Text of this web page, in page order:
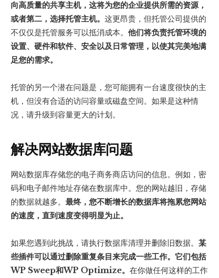
向高质量的共享主机，这将为您的企业提供所需的资源，
或者第二，选择托管主机。这更昂贵，但托管公司提供的
不仅仅是托管服务可以抵消成本。他们将负责托管环境的
设置、硬件和软件、安全以及日常管理，以使其完美地满
足您的需求。
托管的另一个潜在问题是，您可能拥有一台速度很快的主
机，但没有合适的访问容量或磁盘空间。如果是这种情
况，请升级到容量更大的计划。
解决网站数据库问题
网站数据库存储您的电子商务商店访问的信息。例如，密
码和电子邮件地址存储在数据库中。您的网站越旧，存储
的数据就越多。最终，您不断增长的数据库将拖累您网站
的速度，直到速度变得明显为止。
如果您遇到此挑战，请执行数据库清理并删除旧数据。某
些插件可以通过删除重复条目来完成一些工作。它们包括
WP Sweep和WP Optimize。在你做任何这样的工作